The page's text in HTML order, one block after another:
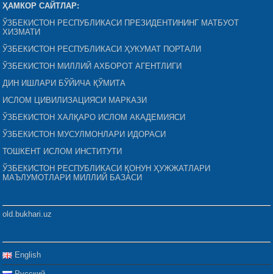
ҲАМКОР САЙТЛАР:
ЎЗБЕКИСТОН РЕСПУБЛИКАСИ ПРЕЗИДЕНТИНИНГ МАТБУОТ
ХИЗМАТИ
ЎЗБЕКИСТОН РЕСПУБЛИКАСИ ҲУКУМАТ ПОРТАЛИ
ЎЗБЕКИСТОН МИЛЛИЙ АХБОРОТ АГЕНТЛИГИ
ДИН ИШЛАРИ БЎЙИЧА ҚЎМИТА
ИСЛОМ ЦИВИЛИЗАЦИЯСИ МАРКАЗИ
ЎЗБЕКИСТОН ХАЛҚАРО ИСЛОМ АКАДЕМИЯСИ
ЎЗБЕКИСТОН МУСУЛМОНЛАРИ ИДОРАСИ
ТОШКЕНТ ИСЛОМ ИНСТИТУТИ
ЎЗБЕКИСТОН РЕСПУБЛИКАСИ ҚОНУН ҲУЖЖАТЛАРИ
МАЪЛУМОТЛАРИ МИЛЛИЙ БАЗАСИ
old.bukhari.uz
English